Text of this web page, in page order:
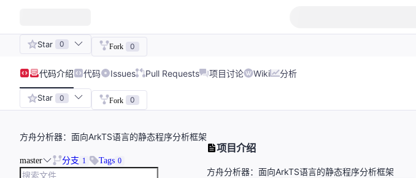
Star 0 Fork 0
代码介绍 代码 Issues Pull Requests 项目讨论 Wiki 分析
Star 0 Fork 0
方舟分析器：面向ArkTS语言的静态程序分析框架
master 分支 1 Tags 0
项目介绍
方舟分析器：面向ArkTS语言的静态程序分析框架